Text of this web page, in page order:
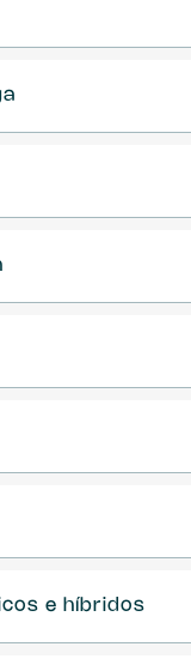
e híbridos